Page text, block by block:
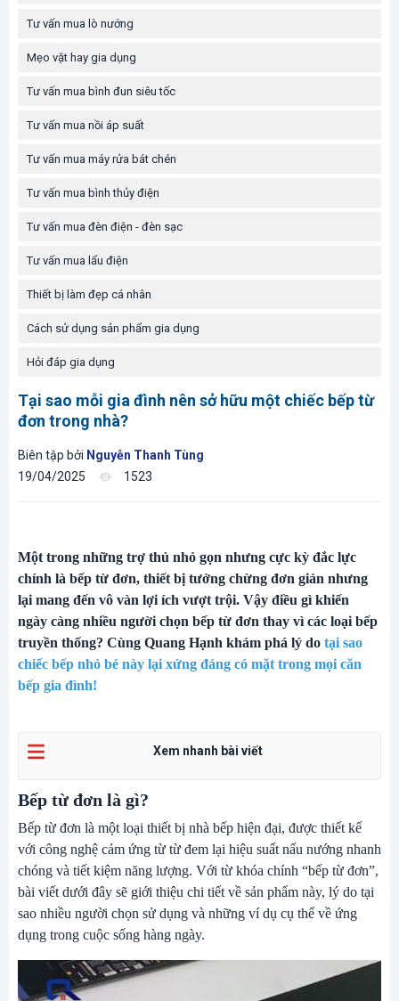
Tư vấn mua lò nướng
Mẹo vặt hay gia dụng
Tư vấn mua bình đun siêu tốc
Tư vấn mua nồi áp suất
Tư vấn mua máy rửa bát chén
Tư vấn mua bình thủy điện
Tư vấn mua đèn điện - đèn sạc
Tư vấn mua lẩu điện
Thiết bị làm đẹp cá nhân
Cách sử dụng sản phẩm gia dụng
Hỏi đáp gia dụng
Tại sao mỗi gia đình nên sở hữu một chiếc bếp từ
đơn trong nhà?
Biên tập bởi Nguyễn Thanh Tùng
19/04/2025
1523
Một trong những trợ thủ nhỏ gọn nhưng cực kỳ đắc lực
chính là bếp từ đơn, thiết bị tưởng chừng đơn giản nhưng
lại mang đến vô vàn lợi ích vượt trội. Vậy điều gì khiến
ngày càng nhiều người chọn bếp từ đơn thay vì các loại bếp
truyền thống? Cùng Quang Hạnh khám phá lý do tại sao
chiếc bếp nhỏ bé này lại xứng đáng có mặt trong mọi căn
bếp gia đình!
Xem nhanh bài viết
Bếp từ đơn là gì?
Bếp từ đơn là một loại thiết bị nhà bếp hiện đại, được thiết kế
với công nghệ cảm ứng từ từ đem lại hiệu suất nấu nướng nhanh
chóng và tiết kiệm năng lượng. Với từ khóa chính “bếp từ đơn”,
bài viết dưới đây sẽ giới thiệu chi tiết về sản phẩm này, lý do tại
sao nhiều người chọn sử dụng và những ví dụ cụ thể về ứng
dụng trong cuộc sống hàng ngày.